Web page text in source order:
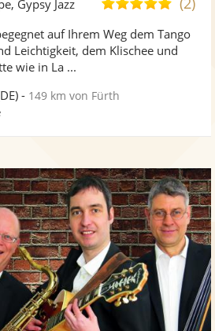
Fotos
5
Gypsy Jazz
auf Ihrem Weg dem Tango
Leichtigkeit, dem Klischee und
wie in La ...
- 149 km von Fürth